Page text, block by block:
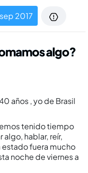
2017
algo?
años , yo de Brasil
tenido tiempo
hablar, reír,
estado fuera mucho
noche de viernes a